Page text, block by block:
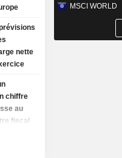
nette
chiffre
au
fiscal
MSCI WORLD